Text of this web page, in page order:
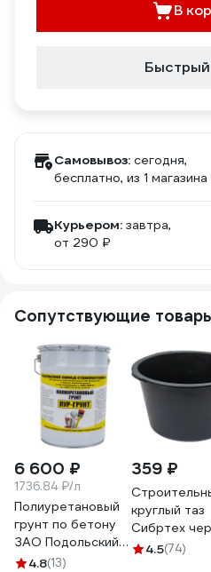
В
Быстрый
Самовывоз: сегодня,
бесплатно, из 1 магазина
Курьером: завтра,
от 290 ₽
Сопутствующие
6 600 ₽
1736.84 ₽/л
Полиуретановый
грунт по бетону
ЗАО Подольский
завод
4.8(13)
359 ₽
круглый таз
Сибртех
30л Россия
4.5(74)